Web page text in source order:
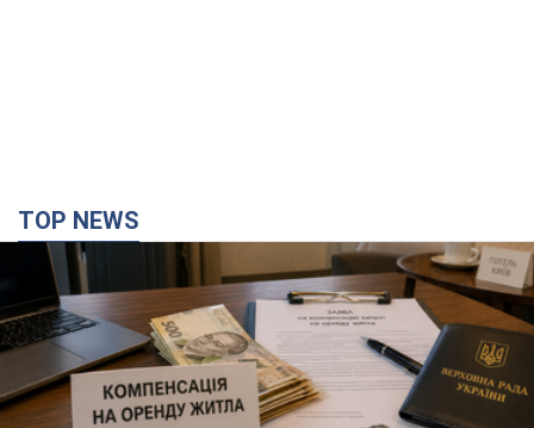
Нардепи взяли гроші з бюджету на оренду
елітних квартир у Києві: хто з парламентарів
просив кошти та де поселився
Як працює особлива соціальна гарантія та хто нею
користується
годину тому 8,3 т.